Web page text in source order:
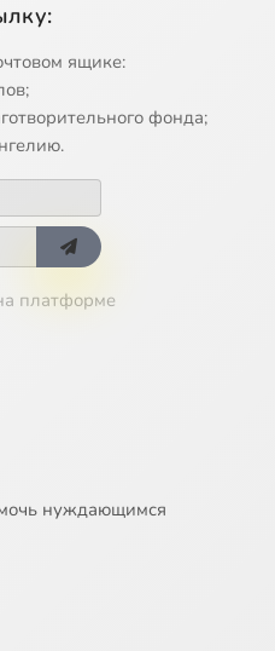
ящике:
фонда;
платформе
нуждающимся